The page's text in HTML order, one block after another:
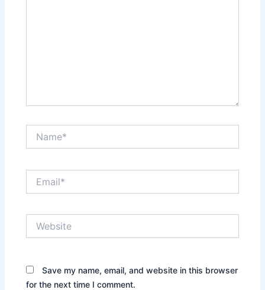
Save my name, email, and website in this browser
for the next time I comment.